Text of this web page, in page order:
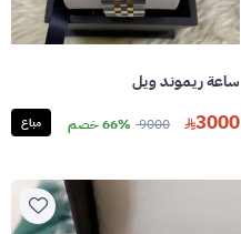
ساعة ريموند ويل
3000
9000 66% خصم مباع